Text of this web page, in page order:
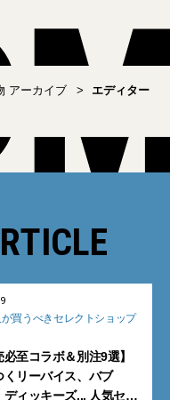
アーカイブ
エディター
必至コラボ＆別注9選】
くリーバイス、バブ
ディッキーズ... 人気セレ